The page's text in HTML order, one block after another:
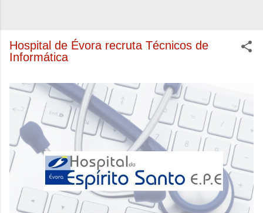
Hospital de Évora recruta Técnicos de
Informática